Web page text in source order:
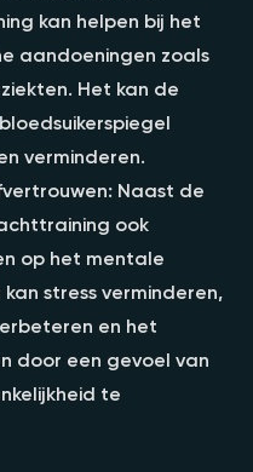
kan helpen bij het
aandoeningen zoals
Het kan de
verminderen.
Naast de
ook
op het mentale
stress verminderen,
en het
door een gevoel van
te